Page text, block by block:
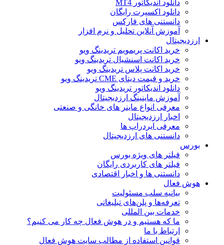
دانلود اندیکاتور MT4
دانلود اکسپرت رایگان
دانستنی های فارکس
آموزش آنلاین تحلیل و نرم افزار
ارزدیجیتال
خرید اکانت پریمویم تریدینگ ویو
خرید اکانت اسنشیال تریدینگ ویو
خرید اکانت پلاس تریدینگ ویو
خرید و قیمت دیتای CME تریدینگ ویو
دانلود اندیکاتور تریدینگ ویو
آموزش ماینینگ ارزدیجیتال
معرفی انواع ماینر های خانگی و صنعتی
اخبار ارزدیجیتال
معرفی ایردراپ ها
دانستنی های ارزدیجیتال
بورس
فیلتر های ویژه بورس
فیلتر های کاربردی رایگان
دانستنی ها و اخبار اقتصادی
هوش فعال
بیانیه سلب مسئولیت
تعرفه‌ها و پلن‌های تبلیغاتی
خدمات بین المللی
ما که هستیم و در هوش فعال چه کار می کنیم؟
ارتباط با ما
قوانین استفاده از مطالب سایت هوش فعال